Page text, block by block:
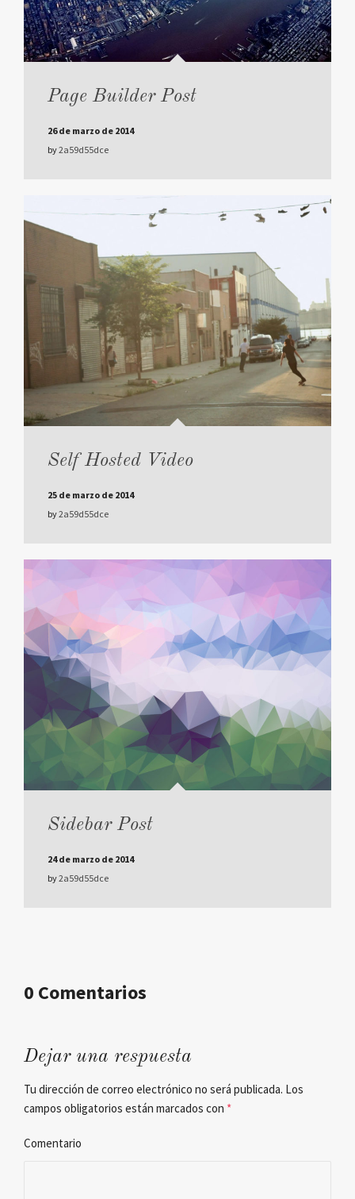
Page Builder Post
26 de marzo de 2014
by2a59d55dce
Self Hosted Video
25 de marzo de 2014
by2a59d55dce
Sidebar Post
24 de marzo de 2014
by2a59d55dce
0 Comentarios
Dejar una respuesta
Tu dirección de correo electrónico no será publicada. Los
campos obligatorios están marcados con *
Comentario